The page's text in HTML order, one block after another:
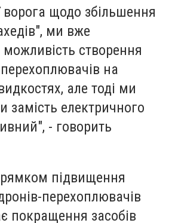
ворога щодо збільшення
ми вже
створення
на
але тоді ми
замість електричного
- говорить
підвищення
перехоплювачів
покращення засобів